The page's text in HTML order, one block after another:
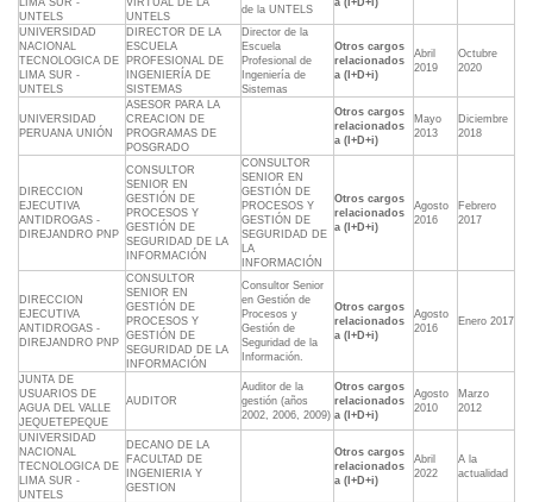
LIMA SUR -
UNTELS
VIRTUAL DE LA
UNTELS
de la UNTELS
a (I+D+i)
UNIVERSIDAD
NACIONAL
TECNOLOGICA DE
LIMA SUR -
UNTELS
DIRECTOR DE LA
ESCUELA
PROFESIONAL DE
INGENIERÍA DE
SISTEMAS
Director de la
Escuela
Profesional de
Ingeniería de
Sistemas
Otros cargos
relacionados
a (I+D+i)
Abril
2019
Octubre
2020
UNIVERSIDAD
PERUANA UNIÓN
ASESOR PARA LA
CREACION DE
PROGRAMAS DE
POSGRADO
Otros cargos
relacionados
a (I+D+i)
Mayo
2013
Diciembre
2018
DIRECCION
EJECUTIVA
ANTIDROGAS -
DIREJANDRO PNP
CONSULTOR
SENIOR EN
GESTIÓN DE
PROCESOS Y
GESTIÓN DE
SEGURIDAD DE LA
INFORMACIÓN
CONSULTOR
SENIOR EN
GESTIÓN DE
PROCESOS Y
GESTIÓN DE
SEGURIDAD DE
LA
INFORMACIÓN
Otros cargos
relacionados
a (I+D+i)
Agosto
2016
Febrero
2017
DIRECCION
EJECUTIVA
ANTIDROGAS -
DIREJANDRO PNP
CONSULTOR
SENIOR EN
GESTIÓN DE
PROCESOS Y
GESTIÓN DE
SEGURIDAD DE LA
INFORMACIÓN
Consultor Senior
en Gestión de
Procesos y
Gestión de
Seguridad de la
Información.
Otros cargos
relacionados
a (I+D+i)
Agosto
2016
Enero 2017
JUNTA DE
USUARIOS DE
AGUA DEL VALLE
JEQUETEPEQUE
AUDITOR
Auditor de la
gestión (años
2002, 2006, 2009)
Otros cargos
relacionados
a (I+D+i)
Agosto
2010
Marzo
2012
UNIVERSIDAD
NACIONAL
TECNOLOGICA DE
LIMA SUR -
UNTELS
DECANO DE LA
FACULTAD DE
INGENIERIA Y
GESTION
Otros cargos
relacionados
a (I+D+i)
Abril
2022
A la
actualidad